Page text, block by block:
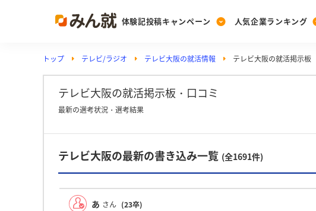
体験記投稿キャンペーン
Post
投稿する
人気企業ランキング
Ranking
ランキングを見る
Vote
投票する
PickUp
注目の企業特集
動画で知ろう！業界・企業研究
トップ テレビ/ラジオ テレビ大阪の就活情報 テレビ大阪の就活掲示板
テレビ大阪の就活掲示板・口コミ
最新の選考状況・選考結果
テレビ大阪の最新の書き込み一覧 (全1691件)
あ さん (23卒)